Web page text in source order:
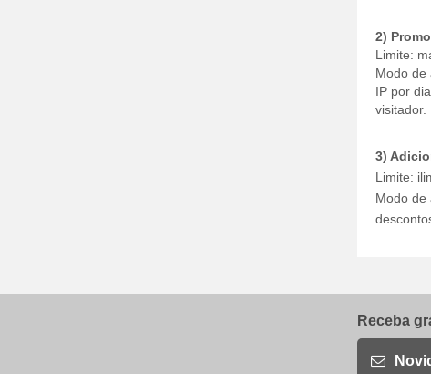
2)
Limite:
Modo de
IP por
visitador.
3)
Limite:
Modo de
Receba